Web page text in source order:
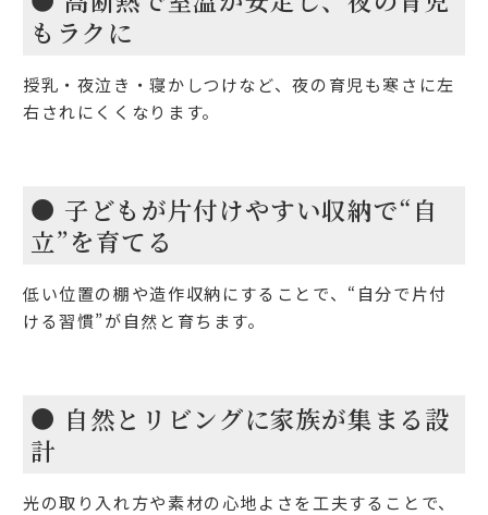
もラクに
授乳・夜泣き・寝かしつけなど、夜の育児も寒さに左
右されにくくなります。
● 子どもが片付けやすい収納で“自
立”を育てる
低い位置の棚や造作収納にすることで、 “自分で片付
ける習慣”が自然と育ちます。
● 自然とリビングに家族が集まる設
計
光の取り入れ方や素材の心地よさを工夫することで、